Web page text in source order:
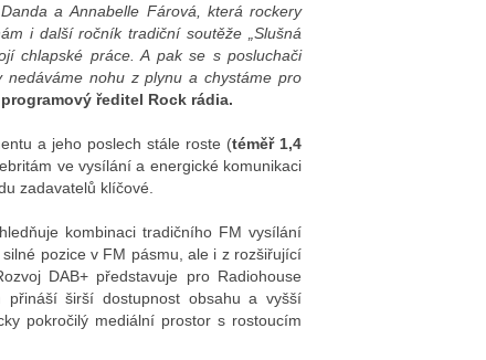
a Annabelle Fárová, která rockery
i další ročník tradiční soutěže „Slušná
chlapské práce. A pak se s posluchači
nohu z plynu a chystáme pro
ředitel Rock rádia.
a jeho poslech stále roste (téměř 1,4
ve vysílání a energické komunikaci
zadavatelů klíčové.
kombinaci tradičního FM vysílání
pozice v FM pásmu, ale i z rozšiřující
DAB+ představuje pro Radiohouse
přináší širší dostupnost obsahu a vyšší
pokročilý mediální prostor s rostoucím